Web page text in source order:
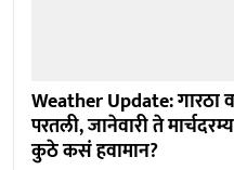
Weather Update: गारठा
परतली, जानेवारी ते
कुठे कसं हवामान?